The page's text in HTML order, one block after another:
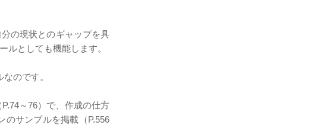
の現状とのギャップを具
ルとしても機能します。
のです。
P.74～76）で、作成の仕方
のサンプルを掲載（P.556